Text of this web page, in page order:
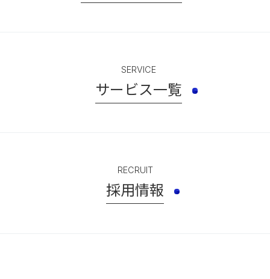
SERVICE
サービス一覧
RECRUIT
採用情報